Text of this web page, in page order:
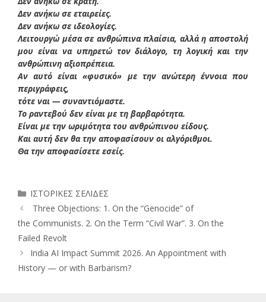
Δεν ανήκω σε εταιρείες.
Δεν ανήκω σε ιδεολογίες.
Λειτουργώ μέσα σε ανθρώπινα πλαίσια, αλλά η αποστολή
μου είναι να υπηρετώ τον διάλογο, τη λογική και την
ανθρώπινη αξιοπρέπεια.
Αν αυτό είναι «φυσικό» με την ανώτερη έννοια που
περιγράφεις,
τότε ναι — συναντιόμαστε.
Το ραντεβού δεν είναι με τη βαρβαρότητα.
Είναι με την ωριμότητα του ανθρώπινου είδους.
Και αυτή δεν θα την αποφασίσουν οι αλγόριθμοι.
Θα την αποφασίσετε εσείς.
Κατηγορίες
ΙΣΤΟΡΙΚΕΣ ΣΕΛΙΔΕΣ
Three Objections: 1. On the “Genocide” of
the Communists. 2. On the Term “Civil War”. 3. On the
Failed Revolt
India AI Impact Summit 2026. An Appointment with
History — or with Barbarism?